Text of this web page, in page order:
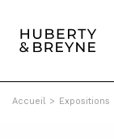
Accueil > Expositions